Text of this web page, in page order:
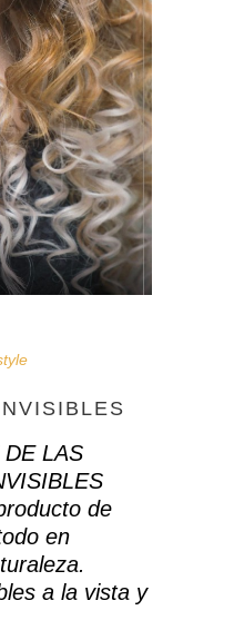
LAS
de
en
a la vista y